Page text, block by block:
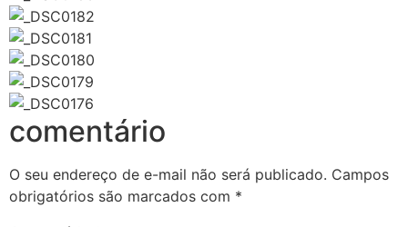
comentário
O seu endereço de e-mail não será publicado. Campos
obrigatórios são marcados com *